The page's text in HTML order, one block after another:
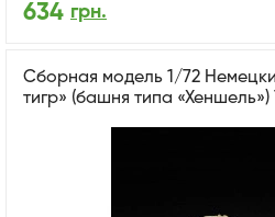
634 грн.
Сборная модель 1/72
тигр» (башня типа «Хеншель»)